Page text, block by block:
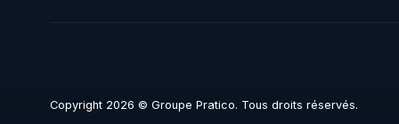
Copyright 2026 © Groupe Pratico. Tous droits réservés.